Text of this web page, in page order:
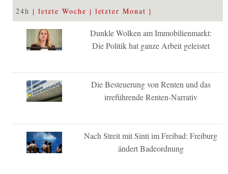
24h letzte Woche letzter Monat
Dunkle Wolken am Immobilienmarkt:
Die Politik hat ganze Arbeit geleistet
Die Besteuerung von Renten und das
irreführende Renten-Narrativ
Nach Streit mit Sinti im Freibad: Freiburg
ändert Badeordnung